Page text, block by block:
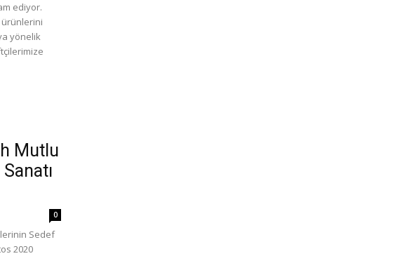
ediyor.
ürünlerini
yönelik
Mutlu
0
Sedef
2020